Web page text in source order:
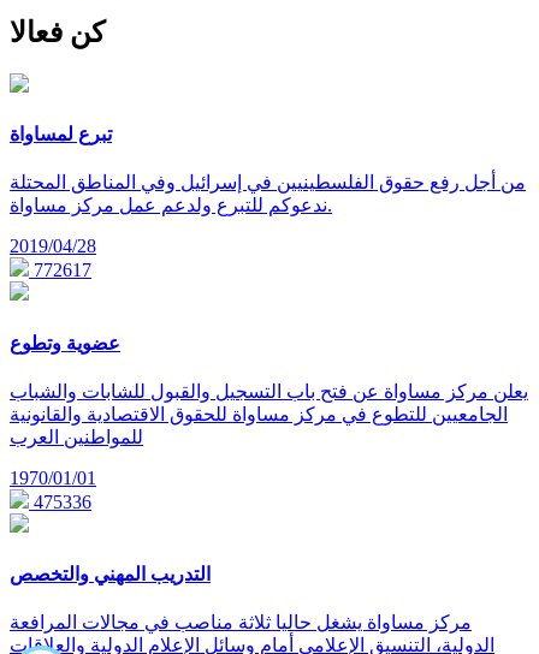
كن فعالا
تبرع لمساواة
من أجل رفع حقوق الفلسطينيين في إسرائيل وفي المناطق المحتلة
ندعوكم للتبرع ولدعم عمل مركز مساواة.
2019/04/28
772617
عضوية وتطوع
يعلن مركز مساواة عن فتح باب التسجيل والقبول للشابات والشباب
الجامعيين للتطوع في مركز مساواة للحقوق الاقتصادية والقانونية
للمواطنين العرب
1970/01/01
475336
التدريب المهني والتخصص
مركز مساواة يشغل حاليا ثلاثة مناصب في مجالات المرافعة
الدولية، التنسيق الإعلامي أمام وسائل الإعلام الدولية والعلاقات